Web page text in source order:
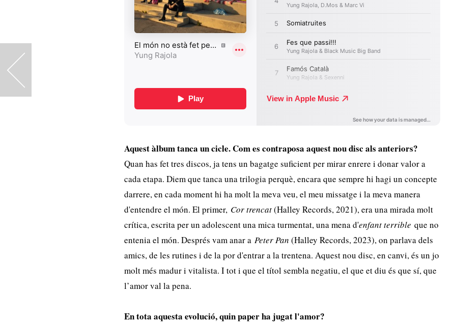
<
Aquest àlbum tanca un cicle.Comes contraposa aquest nou disc als anteriors?
Quan has fet tres discos, ja tens un bagatge suficient per mirar enrere i donar valor a
cada etapa. Diem que tanca una trilogia perquè, encara que sempre hi hagi un concepte
darrere, en cada moment hi ha molt la meva veu, el meu missatge i la meva manera
d'entendre el món. El primer, Cor trencat(Halley Records, 2021), era una mirada molt
crítica, escrita per un adolescent una mica turmentat, una mena d'enfant terrible que no
entenia el món. Després vam anar aPeter Pan (Halley Records, 2023), on parlava dels
amics, de les rutines i de la por d'entrar a la trentena. Aquest nou disc, en canvi, és un jo
molt més madur i vitalista. I tot i que el títol sembla negatiu, el que et diu és que sí, que
l’amor val la pena.
En tota aquesta evolució, quin paper ha jugat l'amor?